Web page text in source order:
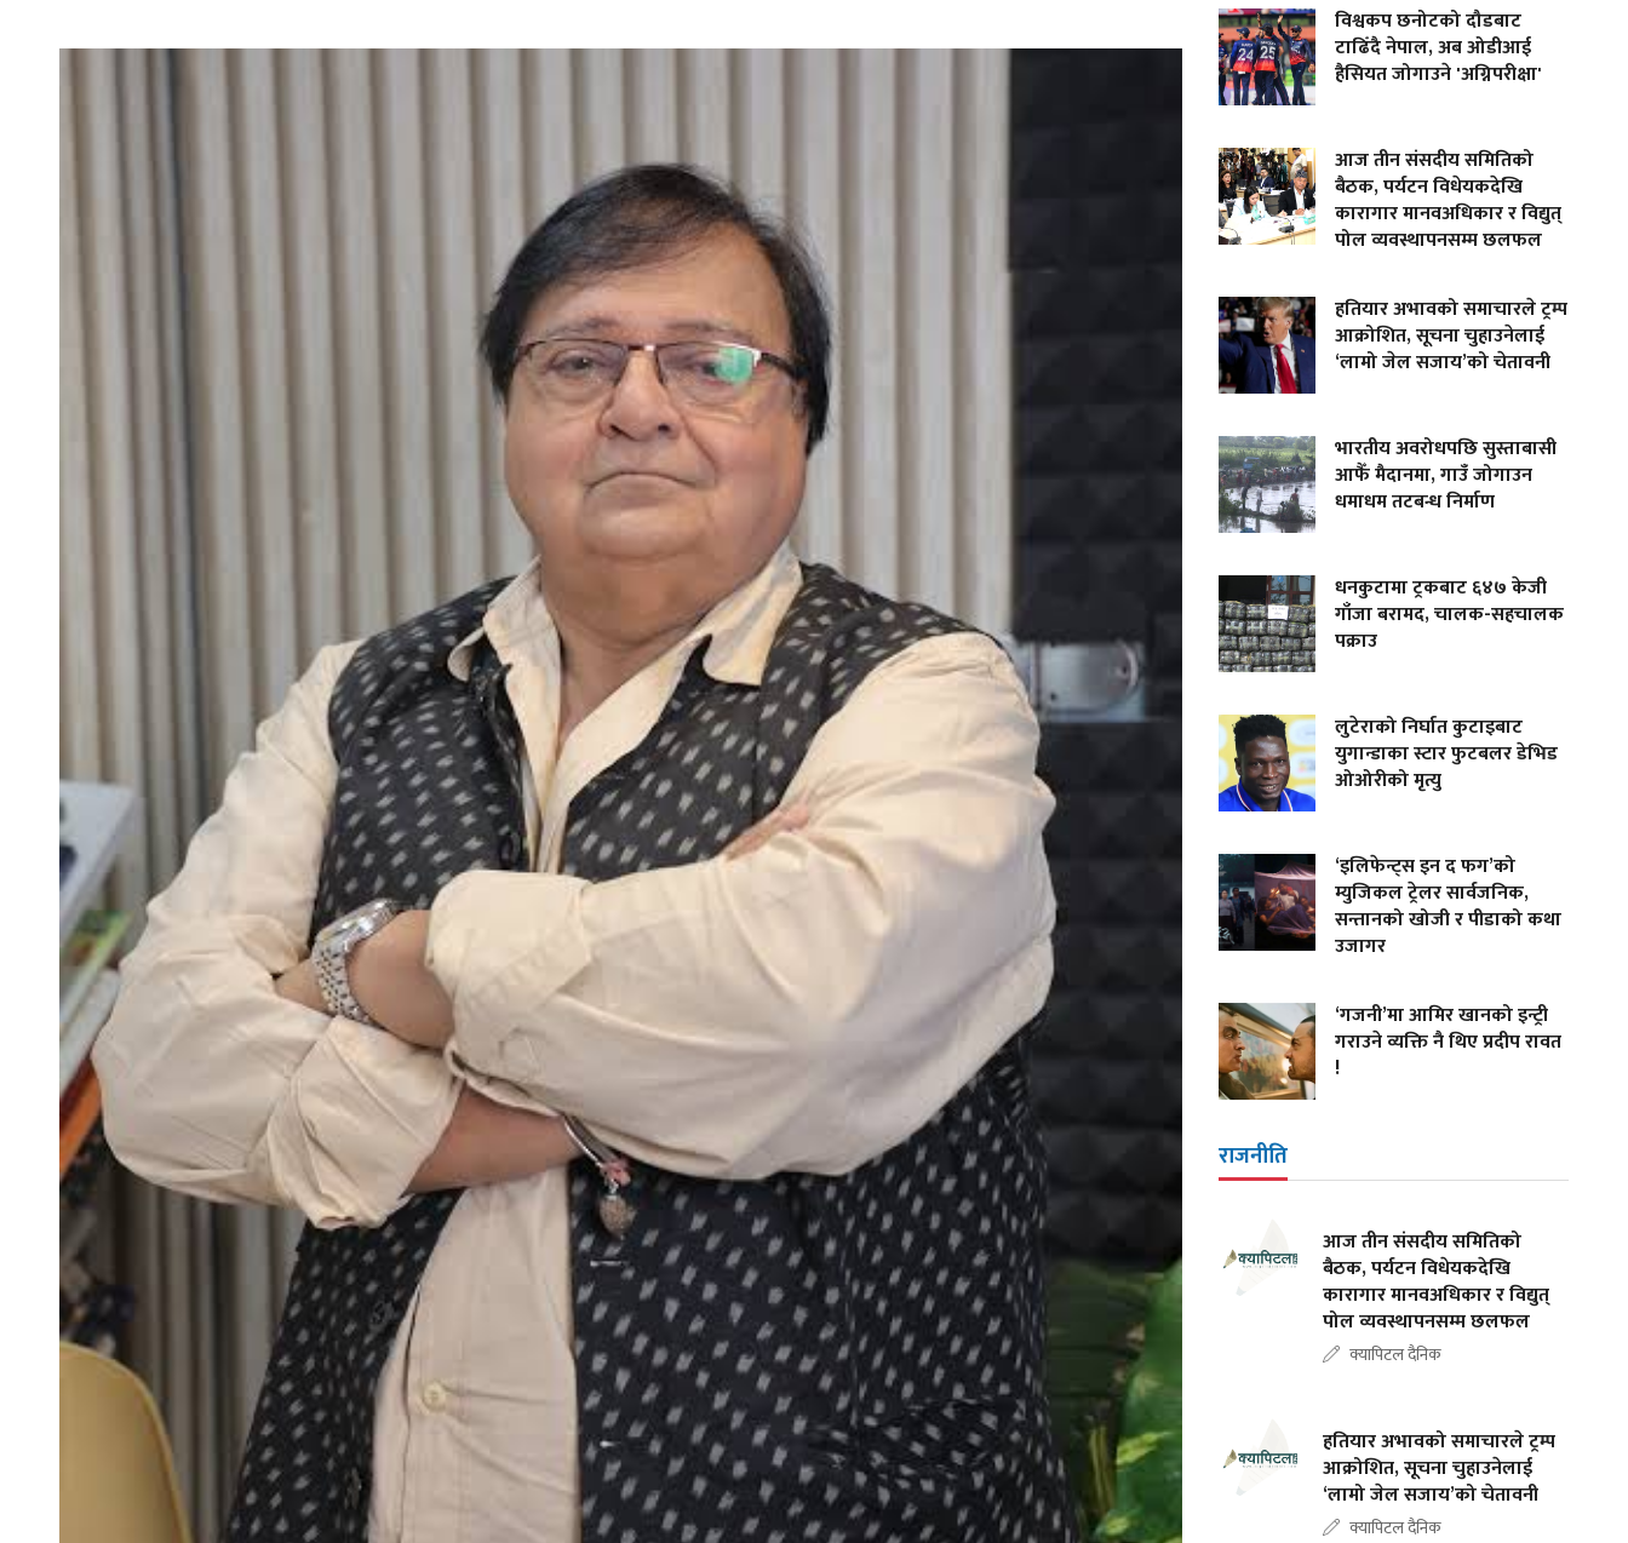
विश्वकप छनोटको दौडबाट
टाढिँदै नेपाल, अब ओडीआई
हैसियत जोगाउने 'अग्निपरीक्षा'
आज तीन संसदीय समितिको
बैठक, पर्यटन विधेयकदेखि
कारागार मानवअधिकार र विद्युत्
पोल व्यवस्थापनसम्म छलफल
हतियार अभावको समाचारले ट्रम्प
आक्रोशित, सूचना चुहाउनेलाई
‘लामो जेल सजाय’को चेतावनी
भारतीय अवरोधपछि सुस्ताबासी
आफैँ मैदानमा, गाउँ जोगाउन
धमाधम तटबन्ध निर्माण
धनकुटामा ट्रकबाट ६४७ केजी
गाँजा बरामद, चालक-सहचालक
पक्राउ
लुटेराको निर्घात कुटाइबाट
युगान्डाका स्टार फुटबलर डेभिड
ओओरीको मृत्यु
‘इलिफेन्ट्स इन द फग’को
म्युजिकल ट्रेलर सार्वजनिक,
सन्तानको खोजी र पीडाको कथा
उजागर
‘गजनी’मा आमिर खानको इन्ट्री
गराउने व्यक्ति नै थिए प्रदीप रावत
!
राजनीति
आज तीन संसदीय समितिको
बैठक, पर्यटन विधेयकदेखि
कारागार मानवअधिकार र विद्युत्
पोल व्यवस्थापनसम्म छलफल
क्यापिटल दैनिक
हतियार अभावको समाचारले ट्रम्प
आक्रोशित, सूचना चुहाउनेलाई
‘लामो जेल सजाय’को चेतावनी
क्यापिटल दैनिक